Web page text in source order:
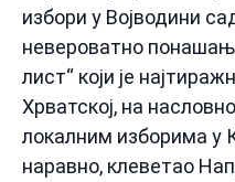
избори у Војводини
невероватно
лист“ који је
Хрватској, на
локалним изборима у
наравно, клеветао